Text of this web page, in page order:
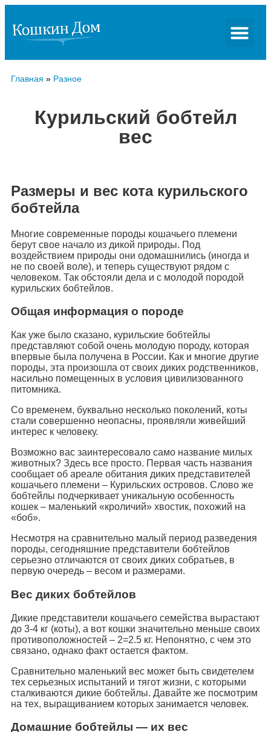
Главная » Разное
Курильский бобтейл
вес
Размеры и вес кота курильского
бобтейла
Многие современные породы кошачьего племени
берут свое начало из дикой природы. Под
воздействием природы они одомашнились (иногда и
не по своей воле), и теперь существуют рядом с
человеком. Так обстояли дела и с молодой породой
курильских бобтейлов.
Общая информация о породе
Как уже было сказано, курильские бобтейлы
представляют собой очень молодую породу, которая
впервые была получена в России. Как и многие другие
породы, эта произошла от своих диких родственников,
насильно помещенных в условия цивилизованного
питомника.
Со временем, буквально несколько поколений, коты
стали совершенно неопасны, проявляли живейший
интерес к человеку.
Возможно вас заинтересовало само название милых
животных? Здесь все просто. Первая часть названия
сообщает об ареале обитания диких представителей
кошачьего племени – Курильских островов. Слово же
бобтейлы подчеркивает уникальную особенность
кошек – маленький «кроличий» хвостик, похожий на
«боб».
Несмотря на сравнительно малый период разведения
породы, сегодняшние представители бобтейлов
серьезно отличаются от своих диких собратьев, в
первую очередь – весом и размерами.
Вес диких бобтейлов
Дикие представители кошачьего семейства вырастают
до 3-4 кг (коты), а вот кошки значительно меньше своих
противоположностей – 2=2.5 кг. Непонятно, с чем это
связано, однако факт остается фактом.
Сравнительно маленький вес может быть свидетелем
тех серьезных испытаний и тягот жизни, с которыми
сталкиваются дикие бобтейлы. Давайте же посмотрим
на тех, выращиванием которых занимается человек.
Домашние бобтейлы — их вес